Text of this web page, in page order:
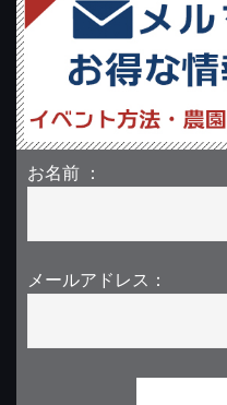
お名前 ：
メールアドレス：